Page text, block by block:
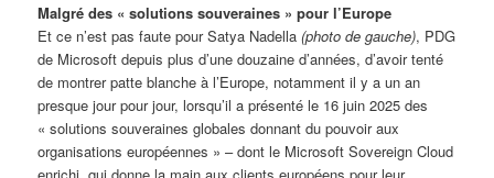
Malgré des « solutions souveraines » pour l’Europe
Et ce n’est pas faute pour Satya Nadella(photo de gauche), PDG
de Microsoft depuis plus d’une douzaine d’années, d’avoir tenté
de montrer patte blanche à l’Europe, notamment il y a un an
presque jour pour jour, lorsqu’il a présenté le 16 juin 2025 des
« solutions souveraines globales donnant du pouvoir aux
organisations européennes » – dont le Microsoft Sovereign Cloud